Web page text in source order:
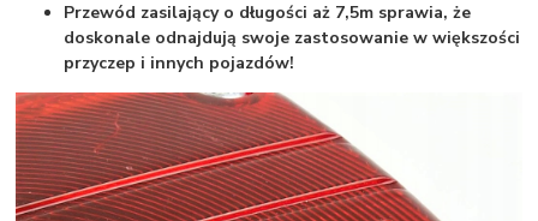
Przewód zasilający o długości aż 7,5m sprawia, że
doskonale odnajdują swoje zastosowanie w większości
przyczep i innych pojazdów!